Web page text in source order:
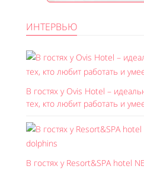
ИНТЕРВЬЮ
В гостях у Ovis Hotel –
тех, кто любит работать и
В гостях у Resort&SPA hotel